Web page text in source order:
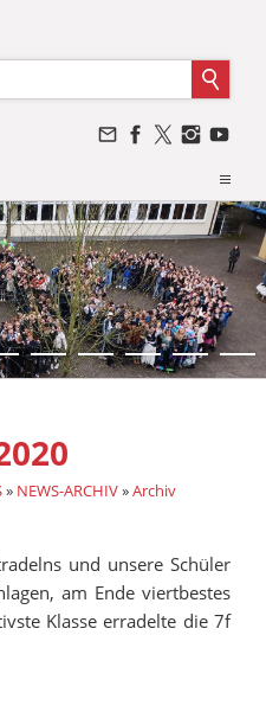
» NEWS-ARCHIV»Archiv
und unsere Schüler
am Ende viertbestes
Klasse erradelte die 7f